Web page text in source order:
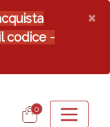
codice -
×
0